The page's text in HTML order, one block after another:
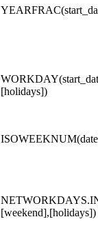
[holidays])
[weekend],[holidays])